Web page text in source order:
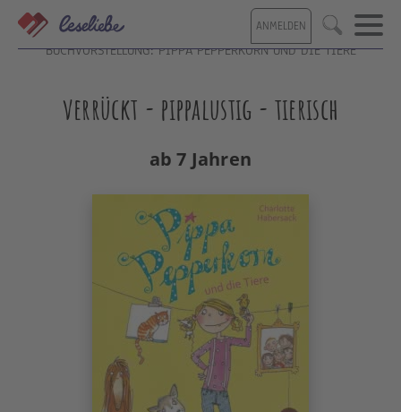
Direkt
zum
Inhalt
ANMELDEN Suche
BUCHVORSTELLUNG: PIPPA PEPPERKORN UND DIE TIERE
verrückt - pippalustig - tierisch
ab 7 Jahren